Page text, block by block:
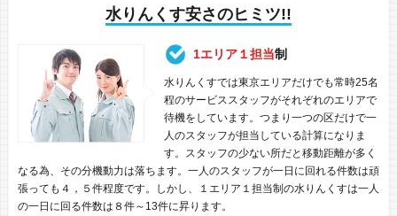
水りんくす安さのヒミツ!!
1エリア１担当制
水りんくすでは東京エリアだけでも常時25名
程のサービススタッフがそれぞれのエリアで
待機をしています。つまり一つの区だけで一
人のスタッフが担当している計算になりま
す。スタッフの少ない所だと移動距離が多く
なる為、その分機動力は落ちます。一人のスタッフが一日に回れる件数は頑
張っても４，５件程度です。しかし、１エリア１担当制の水りんくすは一人
の一日に回る件数は８件～13件に昇ります。